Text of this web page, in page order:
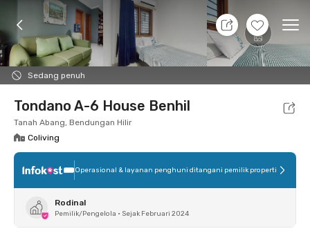
+15
Sedang penuh
8 Agt 26 - Belum tahu
Foto Fasilitas bersama Lokasi Kamar
Tondano A-6 House Benhil
Tanah Abang, Bendungan Hilir
Coliving
Operasional & layanan penghuni ditangani pemilik properti
Rodinal
Pemilik/Pengelola • Sejak Februari 2024